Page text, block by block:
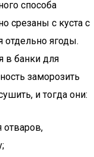
способа
срезаны с куста с
ягоды.
в банки для
заморозить
и тогда они:
отваров,